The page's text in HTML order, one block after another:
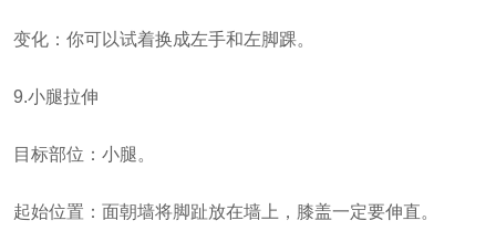
变化：你可以试着换成左手和左脚踝。
9.小腿拉伸
目标部位：小腿。
起始位置：面朝墙将脚趾放在墙上，膝盖一定要伸直。